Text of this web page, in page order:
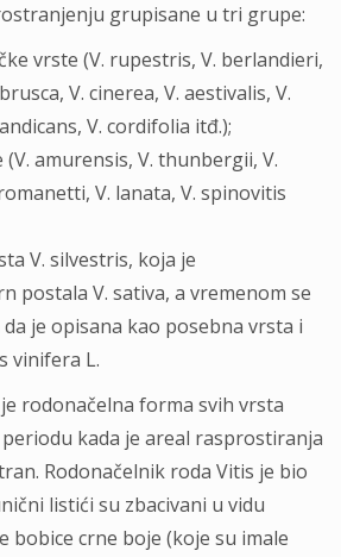
grupisane u tri grupe:
vrste (V. rupestris, V. berlandieri,
V. cinerea, V. aestivalis, V.
V. cordifolia itđ.);
amurensis, V. thunbergii, V.
V. lanata, V. spinovitis
V. silvestris, koja je
postala V. sativa, a vremenom se
je opisana kao posebna vrsta i
vinifera L.
rodonačelna forma svih vrsta
kada je areal rasprostiranja
Rodonačelnik roda Vitis je bio
listići su zbacivani u vidu
bobice crne boje (koje su imale